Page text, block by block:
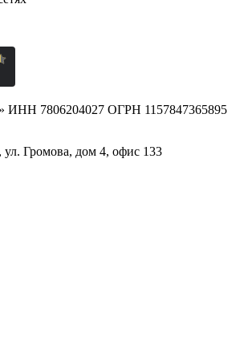
7806204027 ОГРН 1157847365895
ул. Громова, дом 4, офис 133